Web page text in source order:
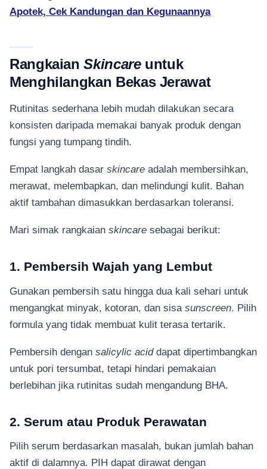
Apotek, Cek Kandungan dan Kegunaannya
RangkaianSkincare untuk
Menghilangkan Bekas Jerawat
Rutinitas sederhana lebih mudah dilakukan secara
konsisten daripada memakai banyak produk dengan
fungsi yang tumpang tindih.
Empat langkah dasar skincare adalah membersihkan,
merawat, melembapkan, dan melindungi kulit. Bahan
aktif tambahan dimasukkan berdasarkan toleransi.
Mari simak rangkaian skincare sebagai berikut:
1. Pembersih Wajah yang Lembut
Gunakan pembersih satu hingga dua kali sehari untuk
mengangkat minyak, kotoran, dan sisa sunscreen. Pilih
formula yang tidak membuat kulit terasa tertarik.
Pembersih dengan salicylic aciddapat dipertimbangkan
untuk pori tersumbat, tetapi hindari pemakaian
berlebihan jika rutinitas sudah mengandung BHA.
2. Serum atau Produk Perawatan
Pilih serum berdasarkan masalah, bukan jumlah bahan
aktif di dalamnya. PIH dapat dirawat dengan